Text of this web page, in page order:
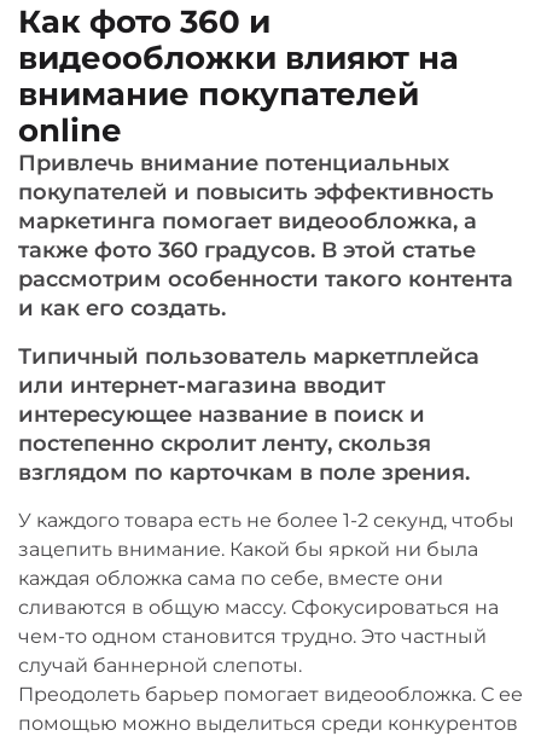
Как фото 360 и
видеообложки влияют на
внимание покупателей
online
Привлечь внимание потенциальных
покупателей и повысить эффективность
маркетинга помогает видеообложка, а
также фото 360 градусов. В этой статье
рассмотрим особенности такого контента
и как его создать.
Типичный пользователь маркетплейса
или интернет-магазина вводит
интересующее название в поиск и
постепенно скролит ленту, скользя
взглядом по карточкам в поле зрения.
У каждого товара есть не более 1-2 секунд, чтобы
зацепить внимание. Какой бы яркой ни была
каждая обложка сама по себе, вместе они
сливаются в общую массу. Сфокусироваться на
чем-то одном становится трудно. Это частный
случай баннерной слепоты.
Преодолеть барьер помогает видеообложка. С ее
помощью можно выделиться среди конкурентов